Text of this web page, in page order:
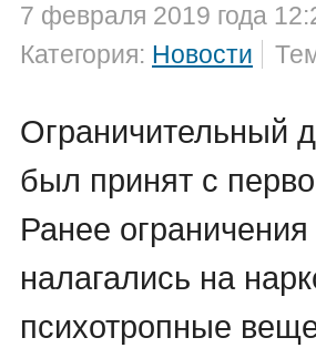
7 февраля 2019 года
Категория: Новости
Ограничительный
был принят с
Ранее ограничения
налагались на
психотропные